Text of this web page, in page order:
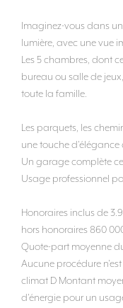
Imaginez-vous dans
lumière, avec une vue
Les 5 chambres, dont
bureau ou salle de
toute la famille.
Les parquets, les
une touche
Un garage complète
Usage professionnel
Honoraires inclus de
hors honoraires 860
Quote-part moyenne
Aucune procédure
climat D Montant
d'énergie pour un